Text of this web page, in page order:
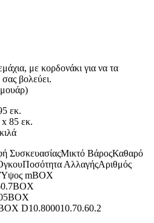
με κορδονάκι για να τα
βολεύει.
εκ.
x 85 εκ.
ΣυσκευασίαςΜικτό ΒάροςΚαθαρό
ΑλλαγήςΑριθμός
mBOX
D10.800010.70.60.2